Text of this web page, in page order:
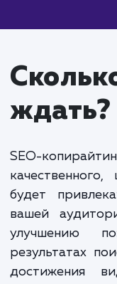
от 300
темы и
разумные
Наша
от каждого
тарифы,